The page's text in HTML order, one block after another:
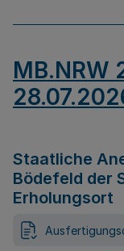
MB.NRW
Staatliche
Bödefeld der
Erholungsort